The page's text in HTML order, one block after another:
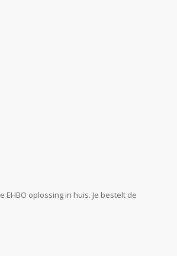
oplossing in huis. Je bestelt de